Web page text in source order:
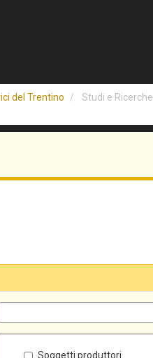
del Trentino Studi e Ricerche
Soggetti produttori